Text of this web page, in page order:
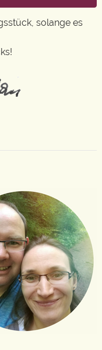
solange es